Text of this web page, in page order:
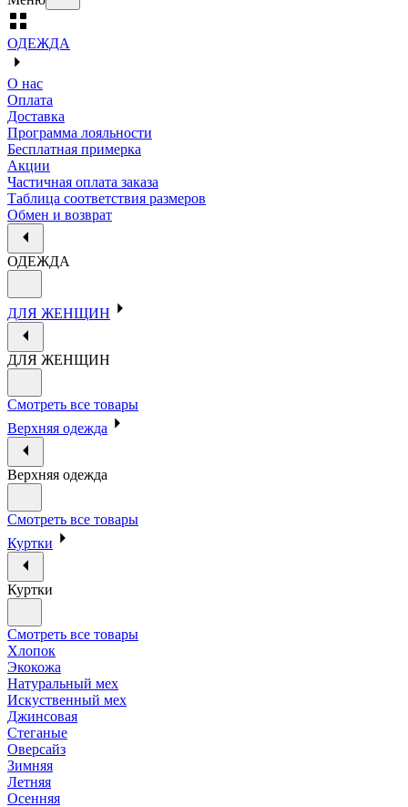
ОДЕЖДА
О нас
Оплата
Доставка
Программа лояльности
Бесплатная примерка
Акции
Частичная оплата заказа
Таблица соответствия размеров
Обмен и возврат
ОДЕЖДА
ДЛЯ ЖЕНЩИН
ДЛЯ ЖЕНЩИН
Смотреть все товары
Верхняя одежда
Верхняя одежда
Смотреть все товары
Куртки
Куртки
Смотреть все товары
Хлопок
Экокожа
Натуральный мех
Искуственный мех
Джинсовая
Стеганые
Оверсайз
Зимняя
Летняя
Осенняя